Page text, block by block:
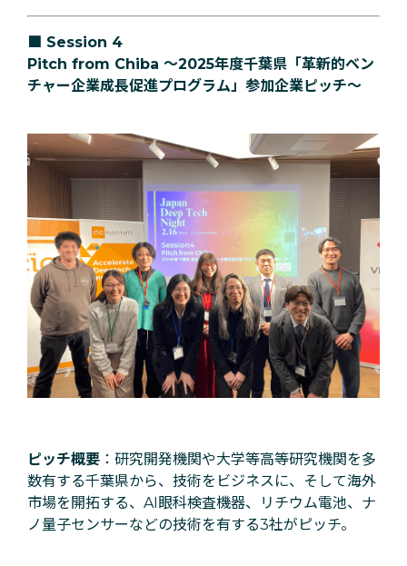
■ Session 4
Pitch from Chiba 〜2025年度千葉県「革新的ベン
チャー企業成長促進プログラム」参加企業ピッチ〜
ピッチ概要 ：研究開発機関や大学等高等研究機関を多
数有する千葉県から、技術をビジネスに、そして海外
市場を開拓する、AI眼科検査機器、リチウム電池、ナ
ノ量子センサーなどの技術を有する3社がピッチ。